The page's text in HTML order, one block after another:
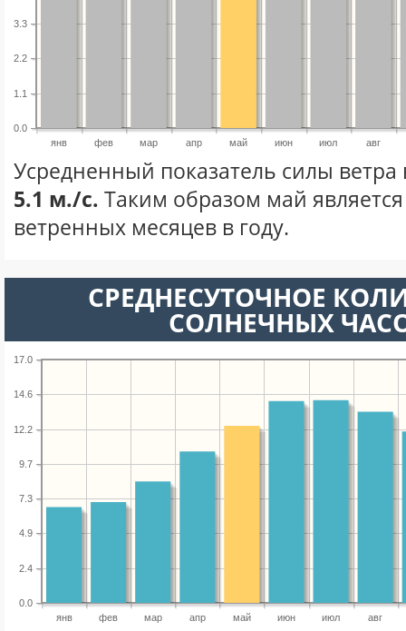
янв фев мар апр май июн июл авг
0.0
1.1
2.2
3.3
Усредненный показатель силы ветра
5.1 м./с. Таким образом май
ветренных месяцев в году.
СРЕДНЕСУТОЧНОЕ
СОЛНЕЧНЫХ
янв фев мар апр май июн июл авг
0.0
2.4
4.9
7.3
9.7
12.2
14.6
17.0